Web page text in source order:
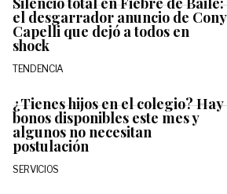
el desgarrador anuncio de Cony
Capelli que dejó a todos en
shock
TENDENCIA
¿Tienes hijos en el colegio? Hay
bonos disponibles este mes y
algunos no necesitan
postulación
SERVICIOS